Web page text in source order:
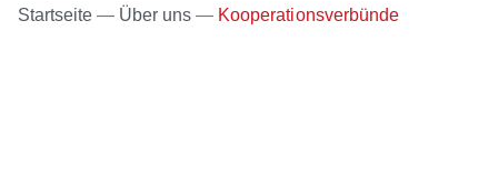
Startseite Über uns Kooperationsverbünde